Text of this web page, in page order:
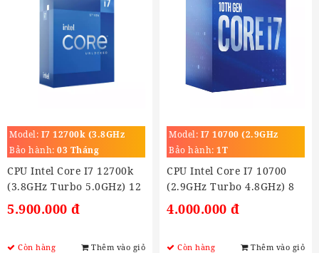
Model: I7 12700k (3.8GHz
Turbo 5.0GHz)
Bảo hành: 03 Tháng
CPU Intel Core I7 12700k
(3.8GHz Turbo 5.0GHz) 12
Nhân 20 Luồng, Cache
25MB, Socket LGA 1700)
5.900.000 đ
Còn hàng Thêm vào giỏ
Model: I7 10700 (2.9GHz
Turbo 4.8GHz)
Bảo hành: 1T
CPU Intel Core I7 10700
(2.9GHz Turbo 4.8GHz) 8
Nhân 16 Luồng,16MB,
Socket LGA 1200)
4.000.000 đ
Còn hàng Thêm vào giỏ